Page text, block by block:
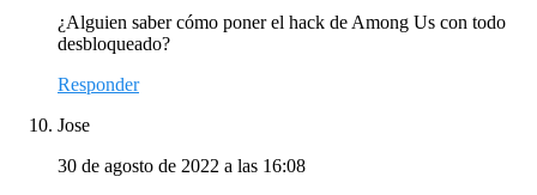
¿Alguien saber cómo poner el hack de Among Us con todo
desbloqueado?
Responder
Jose
30 de agosto de 2022 a las 16:08